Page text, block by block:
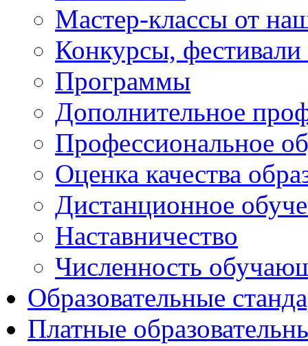
Мастер-классы от
Конкурсы,
Программы
Дополнительное
Профессиональное
Оценка качества
Дистанционное
Наставничество
Численность
Образовательные
Платные